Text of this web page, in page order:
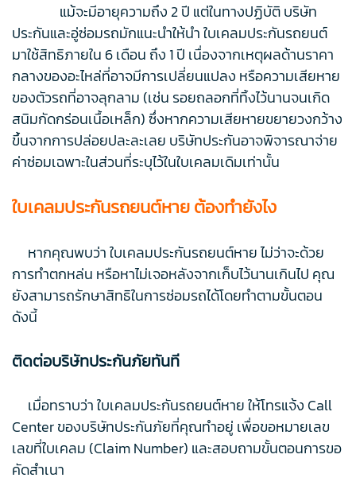
แม้จะมีอายุความถึง 2 ปี แต่ในทางปฏิบัติ บริษัท
ประกันและอู่ซ่อมรถมักแนะนำให้นำ ใบเคลมประกันรถยนต์
มาใช้สิทธิภายใน 6 เดือน ถึง 1 ปี เนื่องจากเหตุผลด้านราคา
กลางของอะไหล่ที่อาจมีการเปลี่ยนแปลง หรือความเสียหาย
ของตัวรถที่อาจลุกลาม (เช่น รอยถลอกที่ทิ้งไว้นานจนเกิด
สนิมกัดกร่อนเนื้อเหล็ก) ซึ่งหากความเสียหายขยายวงกว้าง
ขึ้นจากการปล่อยปละละเลย บริษัทประกันอาจพิจารณาจ่าย
ค่าซ่อมเฉพาะในส่วนที่ระบุไว้ในใบเคลมเดิมเท่านั้น
ใบเคลมประกันรถยนต์หาย ต้องทำยังไง
หากคุณพบว่า ใบเคลมประกันรถยนต์หาย ไม่ว่าจะด้วย
การทำตกหล่น หรือหาไม่เจอหลังจากเก็บไว้นานเกินไป คุณ
ยังสามารถรักษาสิทธิในการซ่อมรถได้โดยทำตามขั้นตอน
ดังนี้
ติดต่อบริษัทประกันภัยทันที
เมื่อทราบว่า ใบเคลมประกันรถยนต์หาย ให้โทรแจ้ง Call
Center ของบริษัทประกันภัยที่คุณทำอยู่ เพื่อขอหมายเลข
เลขที่ใบเคลม (Claim Number) และสอบถามขั้นตอนการขอ
คัดสำเนา